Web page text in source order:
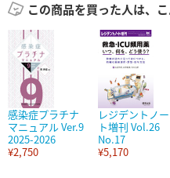
この商品を買った人は、
感染症プラチナ
マニュアル Ver.9
2025-2026
¥2,750
レジデントノー
ト増刊 Vol.26
No.17
¥5,170